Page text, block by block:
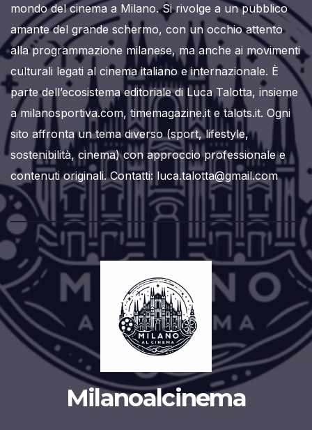
mondo del cinema a Milano. Si rivolge a un pubblico
amante del grande schermo, con un occhio attento
alla programmazione milanese, ma anche ai movimenti
culturali legati al cinema italiano e internazionale. È
parte dell’ecosistema editoriale di Luca Talotta, insieme
a milanosportiva.com, timemagazine.it e talots.it. Ogni
sito affronta un tema diverso (sport, lifestyle,
sostenibilità, cinema) con approccio professionale e
contenuti originali. Contatti: luca.talotta@gmail.com
Milanoalcinema